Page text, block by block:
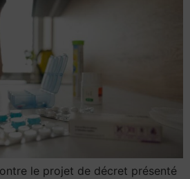
le projet de décret présenté